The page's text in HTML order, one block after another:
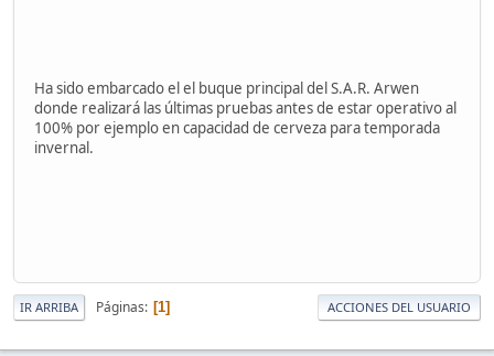
Ha sido embarcado el el buque principal del S.A.R. Arwen
donde realizará las últimas pruebas antes de estar operativo al
100% por ejemplo en capacidad de cerveza para temporada
invernal.
IR ARRIBA Páginas 1 ACCIONES DEL USUARIO